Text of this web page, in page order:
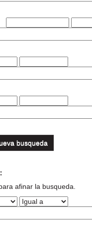
busqueda
afinar la busqueda.